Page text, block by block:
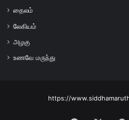
தைலம்
லேகியம்
அழகு
உணவே மருந்து
https://